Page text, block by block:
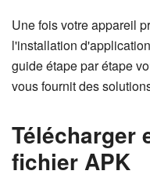
Une fois votre appareil
l'installation
guide étape par étape
vous fournit des
Télécharger
fichier APK